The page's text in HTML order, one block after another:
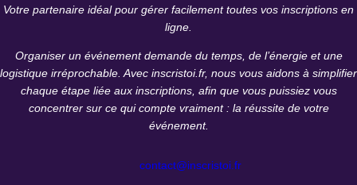
Votre partenaire idéal pour gérer facilement toutes vos inscriptions en
ligne.
Organiser un événement demande du temps, de l’énergie et une
logistique irréprochable. Avec inscristoi.fr, nous vous aidons à simplifier
chaque étape liée aux inscriptions, afin que vous puissiez vous
concentrer sur ce qui compte vraiment : la réussite de votre
événement.
contact@inscristoi.fr